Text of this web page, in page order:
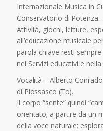
Internazionale Musica in
Conservatorio di Potenza.
Attività, giochi, letture,
all’educazione musicale
parola chiave resti sempre
nei Servizi educativi e nella
Vocalità – Alberto
di Piossasco (To).
Il corpo “sente” quindi
orientato; a partire da un
della voce naturale: